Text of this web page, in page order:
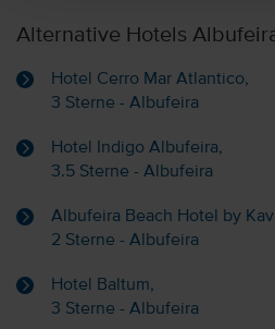
Alternative Hotels
Hotel Cerro Mar Atlantico,
3 Sterne - Albufeira
Hotel Indigo Albufeira,
3.5 Sterne - Albufeira
Albufeira Beach Hotel by
2 Sterne - Albufeira
Hotel Baltum,
3 Sterne - Albufeira